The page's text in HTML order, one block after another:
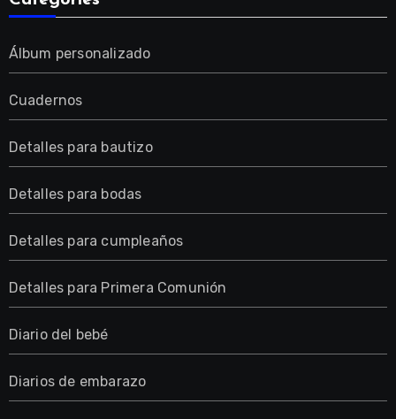
Álbum personalizado
Cuadernos
Detalles para bautizo
Detalles para bodas
Detalles para cumpleaños
Detalles para Primera Comunión
Diario del bebé
Diarios de embarazo